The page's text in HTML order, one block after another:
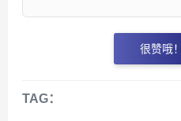
很赞哦
TAG：